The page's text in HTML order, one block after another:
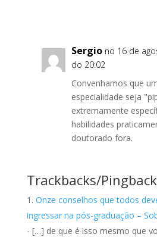
Sergio no 16 de
do 20:02
Convenhamos que
especialidade seja
extremamente
habilidades
doutorado fora.
Trackbacks/
Onze conselhos que todos
ingressar na pós-graduação –
- […] de que é isso mesmo que